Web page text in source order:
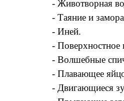
- Животворная
- Таяние и
- Иней.
- Поверхностное
- Волшебные
- Плавающее
- Двигающиеся